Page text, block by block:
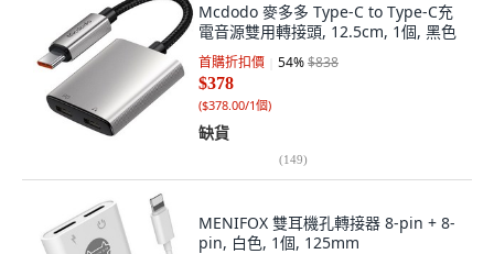
Mcdodo 麥多多 Type-C to Type-C充
電音源雙用轉接頭, 12.5cm, 1個, 黑色
首購折扣價 54%$838
$378
($378.00/1個)
缺貨
(149)
MENIFOX 雙耳機孔轉接器 8-pin + 8-
pin, 白色, 1個, 125mm